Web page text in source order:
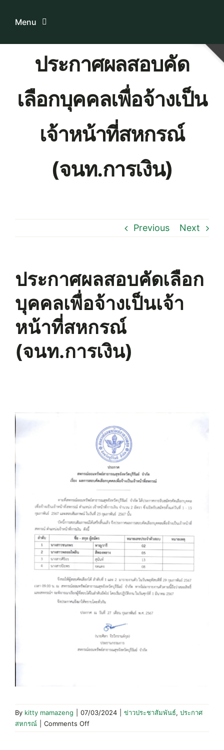
Menu
Home
ระบบบริการสมาชิก
เกี่ยวกับเรา
Download
ประกาศผลสอบคัด
เลือกบุคคลเพื่อจ้างเป็น
เจ้าหน้าที่สหกรณ์
(จนท.การเงิน)
Previous Next
ประกาศผลสอบคัดเลือก
บุคคลเพื่อจ้างเป็นเจ้า
หน้าที่สหกรณ์
(จนท.การเงิน)
By kitty mamazeng 07/03/2024 ข่าวประชาสัมพันธ์, ประกาศ
สหกรณ์
Comments Offon
ประกาศ